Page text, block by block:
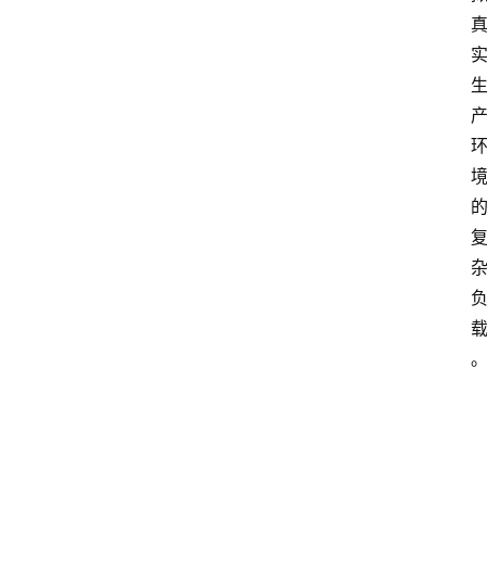
真
实
生
产
环
境
的
复
杂
负
载
。
加